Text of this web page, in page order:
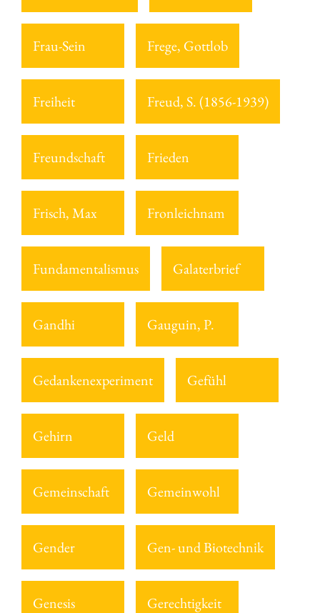
Frau-Sein Frege, Gottlob
Freiheit Freud, S. (1856-1939)
Freundschaft Frieden
Frisch, Max Fronleichnam
Fundamentalismus Galaterbrief
Gandhi Gauguin, P.
Gedankenexperiment Gefühl
Gehirn Geld
Gemeinschaft Gemeinwohl
Gender Gen- und Biotechnik
Genesis Gerechtigkeit